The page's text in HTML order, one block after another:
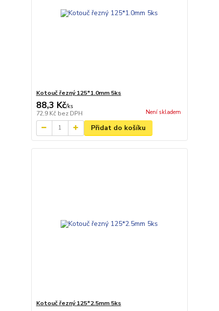
Kotouč řezný 125*1.0mm 5ks
88,3 Kč/ks
72,9 Kč bez DPH Není skladem
Přidat do košíku
Kotouč řezný 125*2.5mm 5ks